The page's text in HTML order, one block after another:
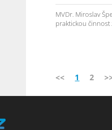
MVDr. Miroslav
praktickou činnost
<< 1 2